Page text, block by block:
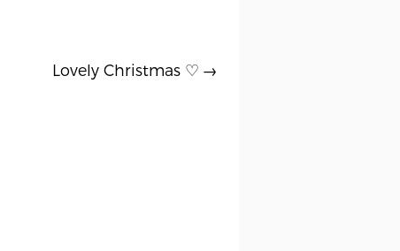
Lovely Christmas ♡